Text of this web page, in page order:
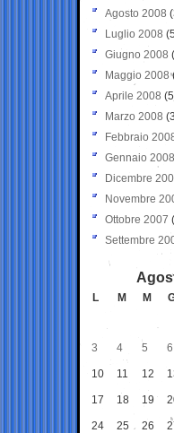
Agosto 2008
Luglio 2008
Giugno 2008
Maggio 2008
Aprile 2008
Marzo 2008
Febbraio
Gennaio 2008
Dicembre
Novembre
Ottobre 2007
Settembre
L M M
3 4 5 6
10 11 12
17 18 19
24 25 26